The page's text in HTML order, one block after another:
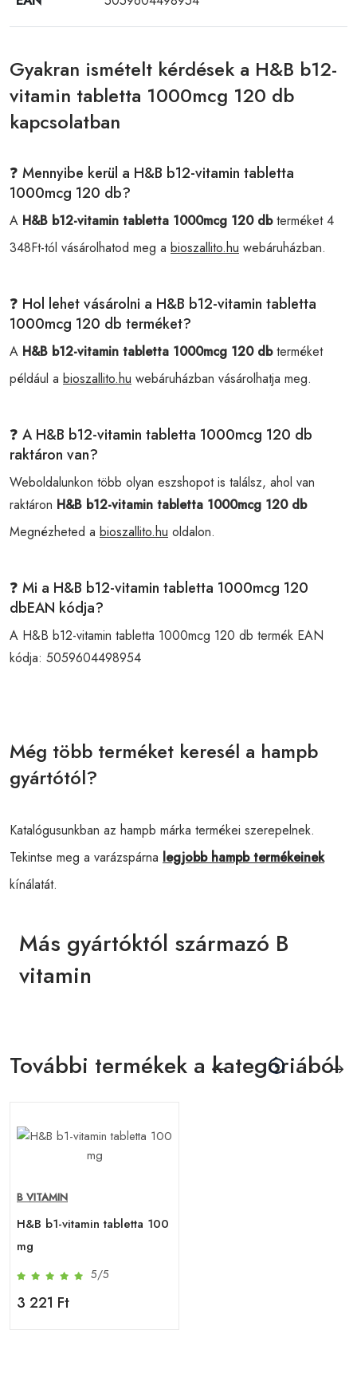
Gyakran ismételt kérdések a H&B b12-
vitamin tabletta 1000mcg 120 db
kapcsolatban
❓ Mennyibe kerül a H&B b12-vitamin tabletta
1000mcg 120 db?
A H&B b12-vitamin tabletta 1000mcg 120 dbterméket 4
348Ft-tól vásárolhatod meg a bioszallito.hu webáruházban.
❓ Hol lehet vásárolni a H&B b12-vitamin tabletta
1000mcg 120 db terméket?
A H&B b12-vitamin tabletta 1000mcg 120 dbterméket
például a bioszallito.hu webáruházban vásárolhatja meg.
❓ A H&B b12-vitamin tabletta 1000mcg 120 db
raktáron van?
Weboldalunkon több olyan eszshopot is találsz, ahol van
raktáron H&B b12-vitamin tabletta 1000mcg 120 db
Megnézheted a bioszallito.hu oldalon.
❓ Mi a H&B b12-vitamin tabletta 1000mcg 120
dbEAN kódja?
A H&B b12-vitamin tabletta 1000mcg 120 db termék EAN
kódja: 5059604498954
Még több terméket keresél a hampb
gyártótól?
Katalógusunkban az hampb márka termékei szerepelnek.
Tekintse meg a varázspárna legjobb hampb termékeinek
kínálatát.
Más gyártóktól származó B
vitamin
További termékek a kategóriából
B VITAMIN
H&B b1-vitamin tabletta 100
mg
5/5
3 221 Ft